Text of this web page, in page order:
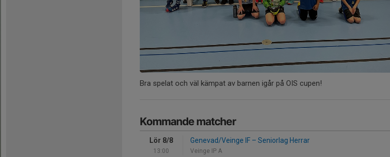
Bra spelat och väl kämpat av barnen igår på OIS cupen!
Kommande matcher
Lör 8/8
13:00
Genevad/Veinge IF – Seniorlag Herrar
Veinge IP A